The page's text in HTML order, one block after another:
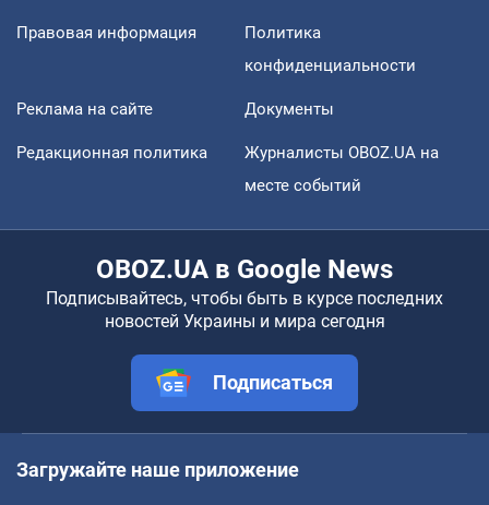
Правовая информация
Политика
конфиденциальности
Реклама на сайте Документы
Редакционная политика
Журналисты OBOZ.UA на
месте событий
OBOZ.UA в Google News
Подписывайтесь, чтобы быть в курсе последних
новостей Украины и мира сегодня
Подписаться
Загружайте наше приложение